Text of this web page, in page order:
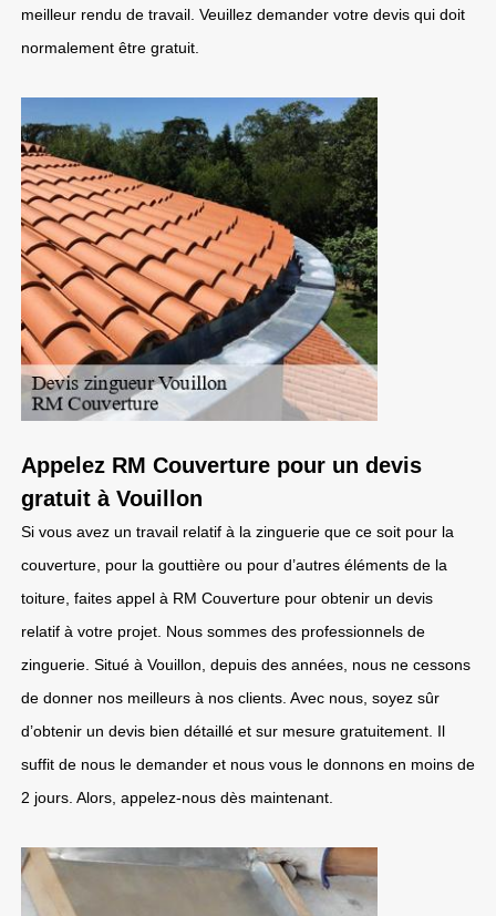
meilleur rendu de travail. Veuillez demander votre devis qui doit
normalement être gratuit.
Appelez RM Couverture pour un devis
gratuit à Vouillon
Si vous avez un travail relatif à la zinguerie que ce soit pour la
couverture, pour la gouttière ou pour d’autres éléments de la
toiture, faites appel à RM Couverture pour obtenir un devis
relatif à votre projet. Nous sommes des professionnels de
zinguerie. Situé à Vouillon, depuis des années, nous ne cessons
de donner nos meilleurs à nos clients. Avec nous, soyez sûr
d’obtenir un devis bien détaillé et sur mesure gratuitement. Il
suffit de nous le demander et nous vous le donnons en moins de
2 jours. Alors, appelez-nous dès maintenant.